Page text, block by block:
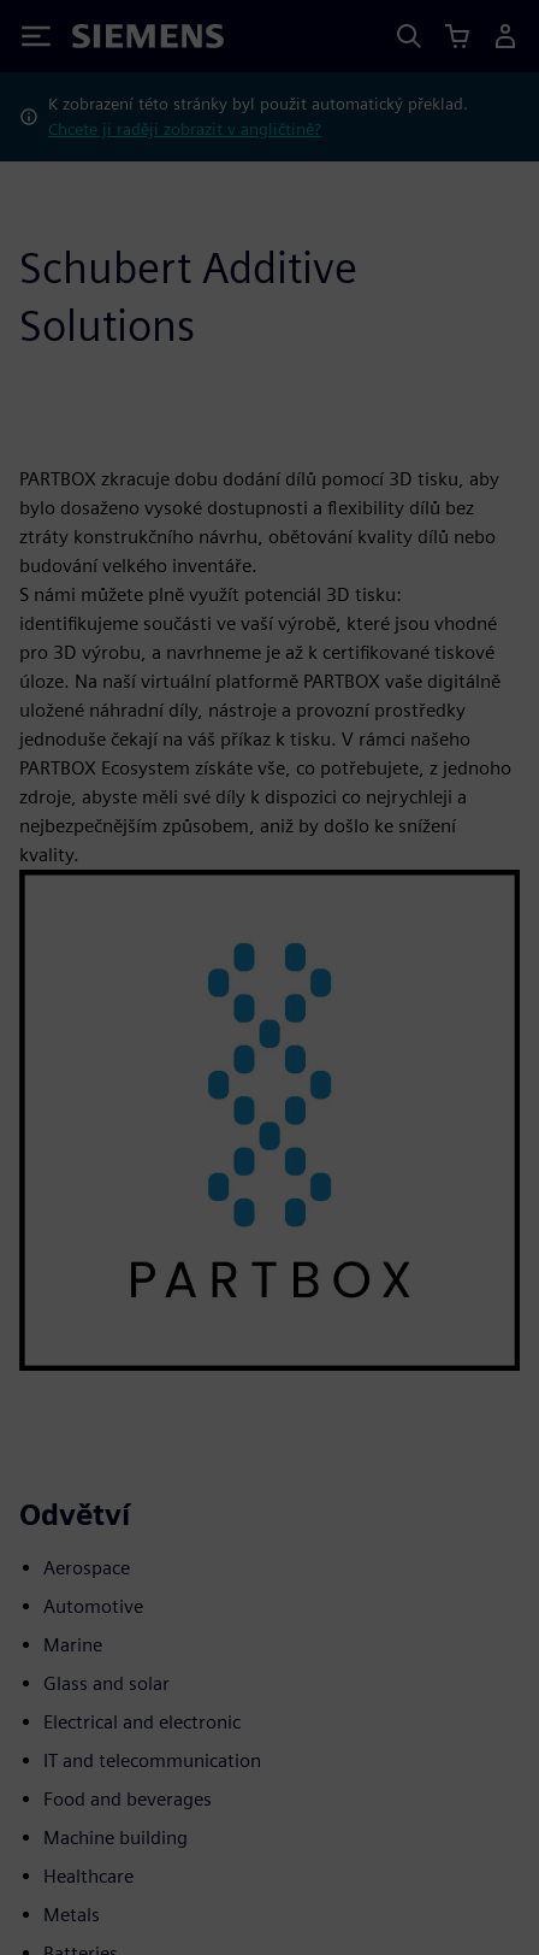
Siemens
K zobrazení této stránky byl použit automatický překlad.
Chcete ji raději zobrazit v angličtině?
Schubert Additive
Solutions
PARTBOX zkracuje dobu dodání dílů pomocí 3D tisku, aby
bylo dosaženo vysoké dostupnosti a flexibility dílů bez
ztráty konstrukčního návrhu, obětování kvality dílů nebo
budování velkého inventáře.
S námi můžete plně využít potenciál 3D tisku:
identifikujeme součásti ve vaší výrobě, které jsou vhodné
pro 3D výrobu, a navrhneme je až k certifikované tiskové
úloze. Na naší virtuální platformě PARTBOX vaše digitálně
uložené náhradní díly, nástroje a provozní prostředky
jednoduše čekají na váš příkaz k tisku. V rámci našeho
PARTBOX Ecosystem získáte vše, co potřebujete, z jednoho
zdroje, abyste měli své díly k dispozici co nejrychleji a
nejbezpečnějším způsobem, aniž by došlo ke snížení
kvality.
Odvětví
Aerospace
Automotive
Marine
Glass and solar
Electrical and electronic
IT and telecommunication
Food and beverages
Machine building
Healthcare
Metals